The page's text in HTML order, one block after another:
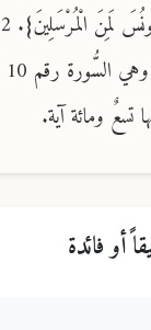
تسعٌ ومائة آية.
أو فائدة